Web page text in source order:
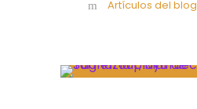
Artículos del blog